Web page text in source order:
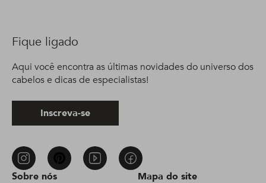
Sobre nós Mapa do site
Fique ligado
Aqui você encontra as últimas novidades do universo dos
cabelos e dicas de especialistas!
Inscreva-se